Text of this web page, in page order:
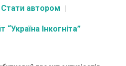
Стати автором
“Україна Інкогніта”